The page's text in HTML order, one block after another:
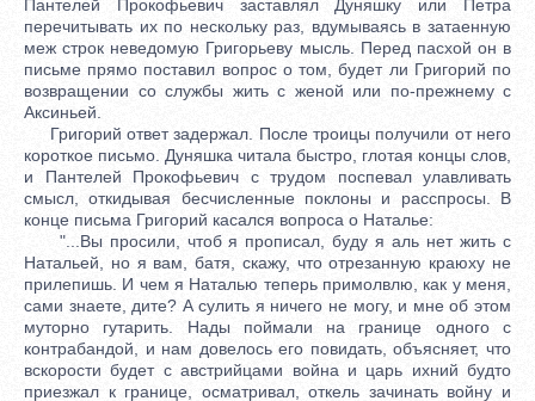
Пантелей Прокофьевич заставлял Дуняшку или Петра
перечитывать их по нескольку раз, вдумываясь в затаенную
меж строк неведомую Григорьеву мысль. Перед пасхой он в
письме прямо поставил вопрос о том, будет ли Григорий по
возвращении со службы жить с женой или по-прежнему с
Аксиньей.
Григорий ответ задержал. После троицы получили от него
короткое письмо. Дуняшка читала быстро, глотая концы слов,
и Пантелей Прокофьевич с трудом поспевал улавливать
смысл, откидывая бесчисленные поклоны и расспросы. В
конце письма Григорий касался вопроса о Наталье:
"...Вы просили, чтоб я прописал, буду я аль нет жить с
Натальей, но я вам, батя, скажу, что отрезанную краюху не
прилепишь. И чем я Наталью теперь примолвлю, как у меня,
сами знаете, дите? А сулить я ничего не могу, и мне об этом
муторно гутарить. Нады поймали на границе одного с
контрабандой, и нам довелось его повидать, объясняет, что
вскорости будет с австрийцами война и царь ихний будто
приезжал к границе, осматривал, откель зачинать войну и